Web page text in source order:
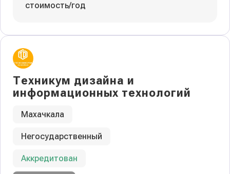
стоимость/год
Техникум дизайна и
информационных технологий
Махачкала
Негосударственный
Аккредитован